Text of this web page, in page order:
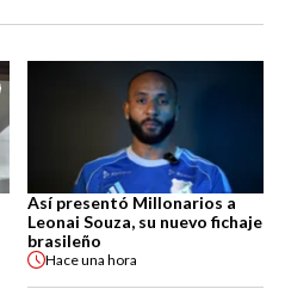
Así presentó Millonarios a
Leonai Souza, su nuevo fichaje
brasileño
Haceuna hora